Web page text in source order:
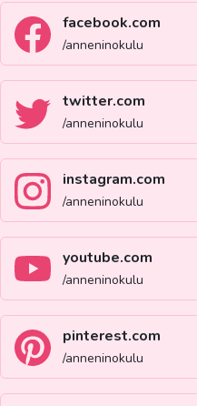
facebook.com
/anneninokulu
twitter.com
/anneninokulu
instagram.com
/anneninokulu
youtube.com
/anneninokulu
pinterest.com
/anneninokulu